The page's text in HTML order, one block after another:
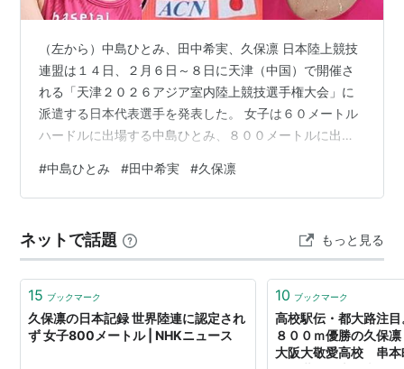
（左から）中島ひとみ、田中希実、久保凛 日本陸上競技
連盟は１４日、２月６日～８日に天津（中国）で開催さ
れる「天津２０２６アジア室内陸上競技選手権大会」に
派遣する日本代表選手を発表した。 女子は６０メートル
ハードルに出場する中島ひとみ、８００メートルに出場
中希実ら１０人が代表に名を連ねた。 男子は６０メート
ルに出場する桐生祥秀、３０００メートルに出場する塩
https：//www.daily.co.jp/ <script
type="text/javascript">rakuten_design="slide";…
#中島ひとみ #田中希実 #久保凛
ネットで話題 もっと見る
15 ブックマーク
久保凛の日本記録 世界陸連に認定され
ず 女子800メートル | NHKニュース
10 ブックマーク
高校駅伝・都大路注
８００ｍ優勝の久保
大阪大敬愛高校 串本